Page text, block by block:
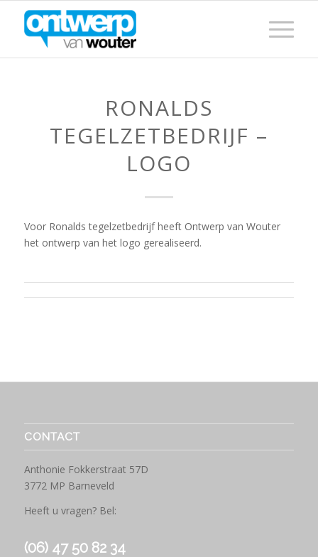
RONALDS
TEGELZETBEDRIJF –
LOGO
Voor Ronalds tegelzetbedrijf heeft Ontwerp van Wouter
het ontwerp van het logo gerealiseerd.
CONTACT
Anthonie Fokkerstraat 57D
3772 MP Barneveld
Heeft u vragen? Bel:
(06) 47 50 82 34